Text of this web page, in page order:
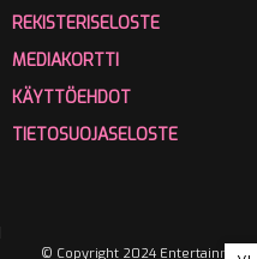
REKISTERISELOSTE
MEDIAKORTTI
KÄYTTÖEHDOT
TIETOSUOJASELOSTE
© Copyright 2024 Entertainment